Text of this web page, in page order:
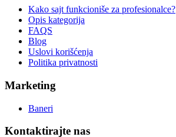
Kako sajt funkcioniše za profesionalce?
Opis kategorija
FAQS
Blog
Uslovi korišćenja
Politika privatnosti
Marketing
Baneri
Kontaktirajte nas